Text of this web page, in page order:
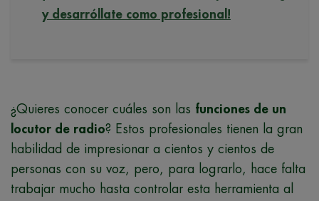
y desarróllate como profesional!
¿Quieres conocer cuáles son las funciones de un
locutor de radio? Estos profesionales tienen la gran
habilidad de impresionar a cientos y cientos de
personas con su voz, pero, para lograrlo, hace falta
trabajar mucho hasta controlar esta herramienta al